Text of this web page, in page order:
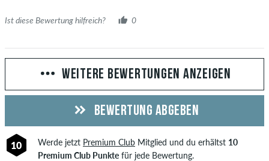
Ist diese Bewertung hilfreich? 0
WEITERE BEWERTUNGEN ANZEIGEN
BEWERTUNG ABGEBEN
10 Werde jetzt Premium ClubMitglied und du erhältst 10
Premium Club Punktefür jede Bewertung.